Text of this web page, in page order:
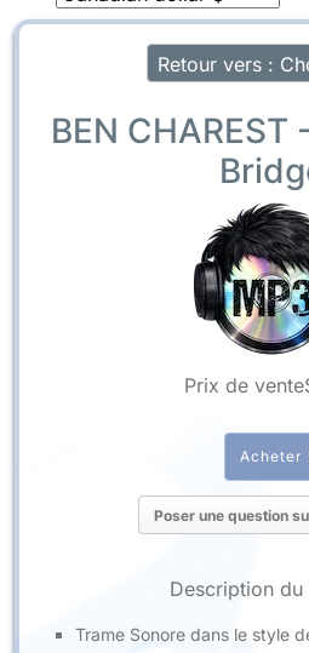
Retour vers :
BEN
Prix ​​de vente
Poser une question
Description
Trame Sonore dans le style